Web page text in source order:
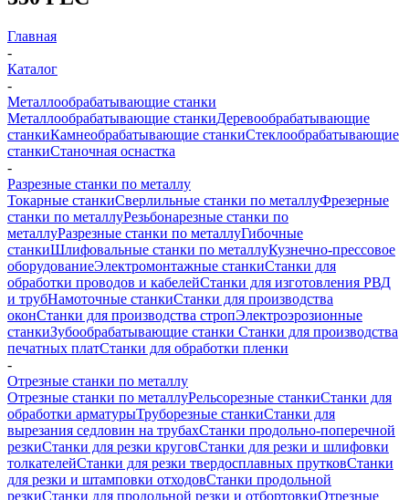
Главная
-
Каталог
-
Металлообрабатывающие станки
Металлообрабатывающие станкиДеревообрабатывающие
станкиКамнеобрабатывающие станкиСтеклообрабатывающие
станкиСтаночная оснастка
-
Разрезные станки по металлу
Токарные станкиСверлильные станки по металлуФрезерные
станки по металлуРезьбонарезные станки по
металлуРазрезные станки по металлуГибочные
станкиШлифовальные станки по металлуКузнечно-прессовое
оборудованиеЭлектромонтажные станкиСтанки для
обработки проводов и кабелейСтанки для изготовления РВД
и трубНамоточные станкиСтанки для производства
оконСтанки для производства стропЭлектроэрозионные
станкиЗубообрабатывающие станки Станки для производства
печатных платСтанки для обработки пленки
-
Отрезные станки по металлу
Отрезные станки по металлуРельсорезные станкиСтанки для
обработки арматурыТруборезные станкиСтанки для
вырезания седловин на трубаxСтанки продольно-поперечной
резкиСтанки для резки круговСтанки для резки и шлифовки
толкателейСтанки для резки твердосплавных прутковСтанки
для резки и штамповки отходовСтанки продольной
резкиСтанки для продольной резки и отбортовкиОтрезные